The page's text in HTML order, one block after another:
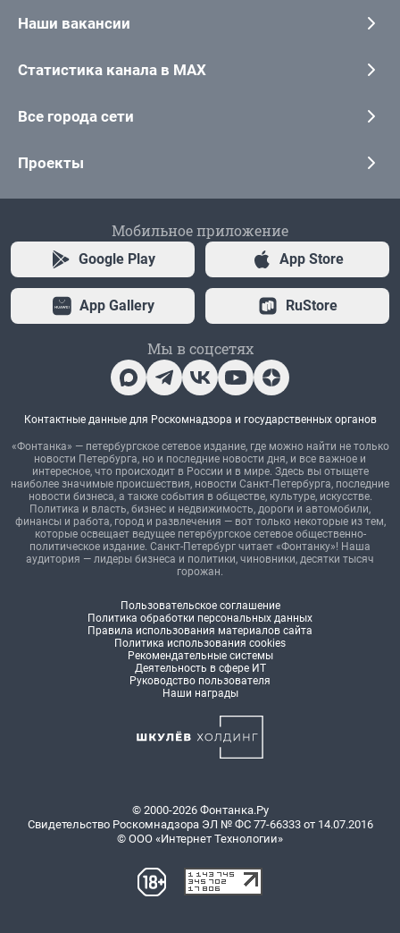
Наши вакансии
Статистика канала в MAX
Все города сети
Проекты
Мобильное приложение
Google Play App Store
App Gallery RuStore
Мы в соцсетях
Контактные данные для Роскомнадзора и государственных органов
«Фонтанка» — петербургское сетевое издание, где можно найти не только
новости Петербурга, но и последние новости дня, и все важное и
интересное, что происходит в России и в мире. Здесь вы отыщете
наиболее значимые происшествия, новости Санкт-Петербурга, последние
новости бизнеса, а также события в обществе, культуре, искусстве.
Политика и власть, бизнес и недвижимость, дороги и автомобили,
финансы и работа, город и развлечения — вот только некоторые из тем,
которые освещает ведущее петербургское сетевое общественно-
политическое издание. Санкт-Петербург читает «Фонтанку»! Наша
аудитория — лидеры бизнеса и политики, чиновники, десятки тысяч
горожан.
Пользовательское соглашение
Политика обработки персональных данных
Правила использования материалов сайта
Политика использования cookies
Рекомендательные системы
Деятельность в сфере ИТ
Руководство пользователя
Наши награды
© 2000-2026 Фонтанка.Ру
Свидетельство Роскомнадзора ЭЛ № ФС 77-66333 от 14.07.2016
© ООО «Интернет Технологии»